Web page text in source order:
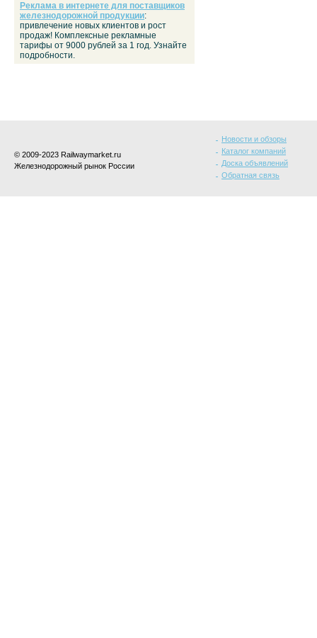
Реклама в интернете для поставщиков
железнодорожной продукции:
привлечение новых клиентов и рост
продаж! Комплексные рекламные
тарифы от 9000 рублей за 1 год. Узнайте
подробности.
© 2009-2023 Railwaymarket.ru
Железнодорожный рынок России
Новости и обзоры
Каталог компаний
Доска объявлений
Обратная связь